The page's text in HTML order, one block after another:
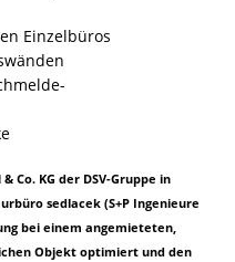
Einzelbüros
Co. KG der DSV-Gruppe in
sedlacek (S+P Ingenieure
bei einem angemieteten,
Objekt optimiert und den